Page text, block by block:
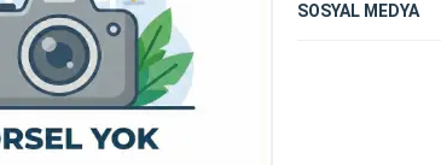
SOSYAL MEDYA